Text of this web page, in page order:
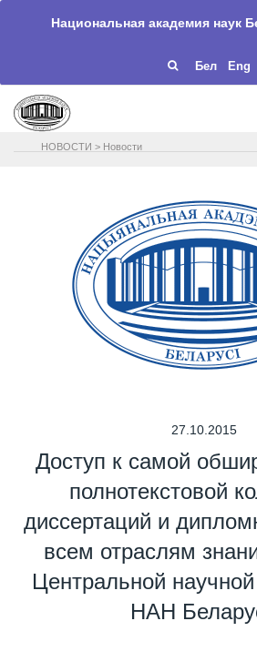
Национальная академия наук
Бел Eng
НОВОСТИ > Новости
27.10.2015
Доступ к самой
полнотекстовой
диссертаций и
всем отраслям
Центральной
НАН